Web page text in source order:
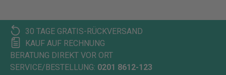
30 TAGE GRATIS-RÜCKVERSAND
KAUF AUF RECHNUNG
BERATUNG DIREKT VOR ORT
SERVICE/BESTELLUNG: 0201 8612-123